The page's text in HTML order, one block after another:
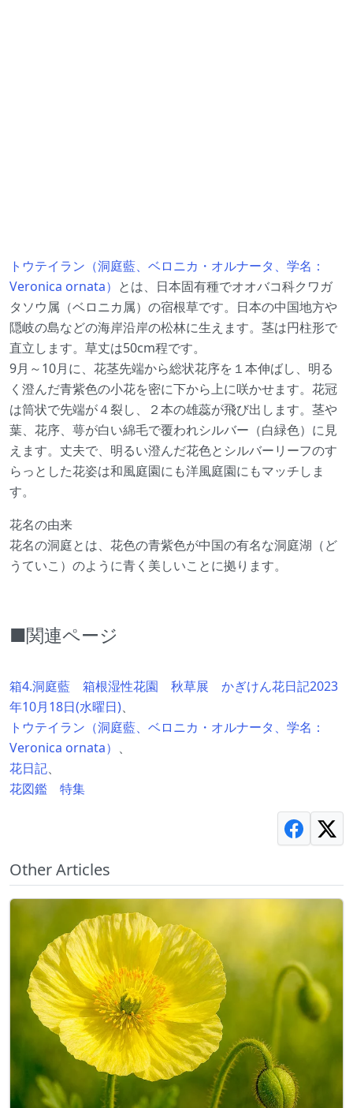
トウテイラン（洞庭藍、ベロニカ・オルナータ、学名：
Veronica ornata） とは、日本固有種でオオバコ科クワガ
タソウ属（ベロニカ属）の宿根草です。日本の中国地方や
隠岐の島などの海岸沿岸の松林に生えます。茎は円柱形で
直立します。草丈は50cm程です。
9月～10月に、花茎先端から総状花序を１本伸ばし、明る
く澄んだ青紫色の小花を密に下から上に咲かせます。花冠
は筒状で先端が４裂し、２本の雄蕊が飛び出します。茎や
葉、花序、萼が白い綿毛で覆われシルバー（白緑色）に見
えます。丈夫で、明るい澄んだ花色とシルバーリーフのす
らっとした花姿は和風庭園にも洋風庭園にもマッチしま
す。
花名の由来
花名の洞庭とは、花色の青紫色が中国の有名な洞庭湖（ど
うていこ）のように青く美しいことに拠ります。
■関連ページ
箱4.洞庭藍 箱根湿性花園 秋草展 かぎけん花日記2023
年10月18日(水曜日)、
トウテイラン（洞庭藍、ベロニカ・オルナータ、学名：
Veronica ornata） 、
花日記、
花図鑑 特集
Other Articles